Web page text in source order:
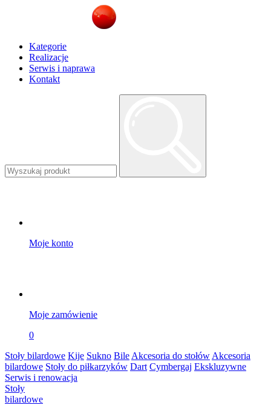
Kategorie
Realizacje
Serwis i naprawa
Kontakt
Moje konto
Moje zamówienie
0
Stoły bilardowe Kije Sukno Bile Akcesoria do stołów Akcesoria
bilardowe Stoły do piłkarzyków Dart Cymbergaj Ekskluzywne
Serwis i renowacja
Stoły
bilardowe